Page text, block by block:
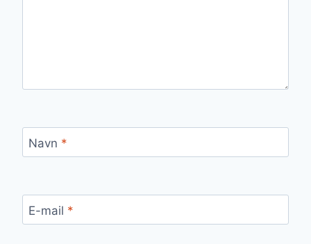
Navn *
E-mail *